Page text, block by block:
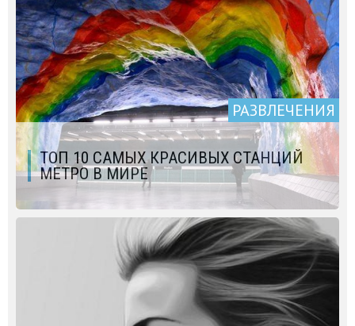
РАЗВЛЕЧЕНИЯ
ТОП 10 САМЫХ КРАСИВЫХ СТАНЦИЙ
МЕТРО В МИРЕ